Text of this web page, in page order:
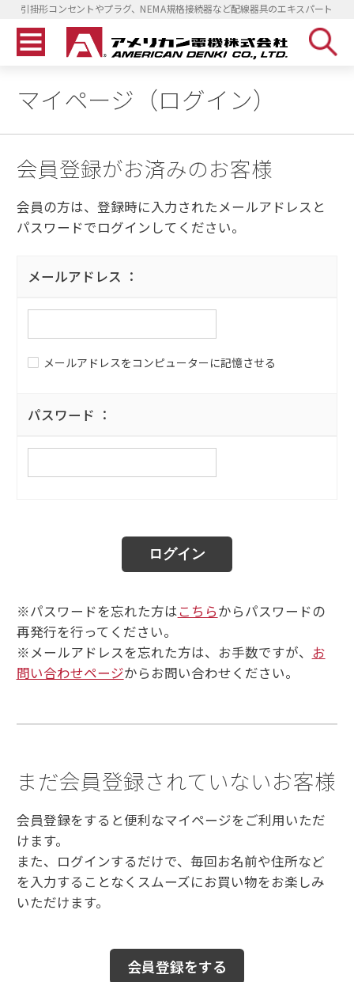
引掛形コンセントやプラグ、NEMA規格接続器など配線器具のエキスパート
マイページ（ログイン）
会員登録がお済みのお客様
会員の方は、登録時に入力されたメールアドレスと
パスワードでログインしてください。
メールアドレス ：
メールアドレスをコンピューターに記憶させる
パスワード ：
※パスワードを忘れた方はこちらからパスワードの
再発行を行ってください。
※メールアドレスを忘れた方は、お手数ですが、 お
問い合わせページからお問い合わせください。
まだ会員登録されていないお客様
会員登録をすると便利なマイページをご利用いただ
けます。
また、ログインするだけで、毎回お名前や住所など
を入力することなくスムーズにお買い物をお楽しみ
いただけます。
会員登録をする